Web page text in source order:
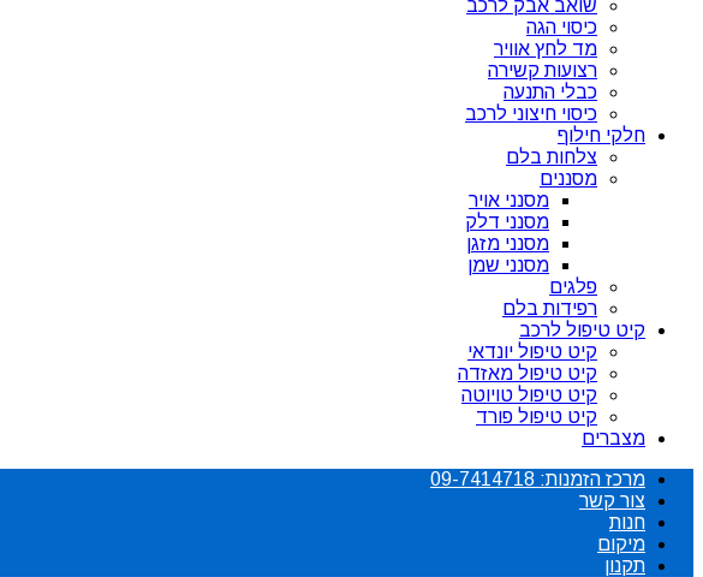
שואב אבק לרכב
כיסוי הגה
מד לחץ אוויר
רצועות קשירה
כבלי התנעה
כיסוי חיצוני לרכב
חלקי חילוף
צלחות בלם
מסננים
מסנני אויר
מסנני דלק
מסנני מזגן
מסנני שמן
פלגים
רפידות בלם
קיט טיפול לרכב
קיט טיפול יונדאי
קיט טיפול מאזדה
קיט טיפול טויוטה
קיט טיפול פורד
מצברים
מרכז הזמנות: 09-7414718
צור קשר
חנות
מיקום
תקנון